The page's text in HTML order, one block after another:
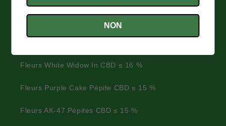
Fleurs de CBD Françaises sélectionnées
Fleurs White Widow In CBD ≤ 16 %
Fleurs Purple Cake Pépite CBD ≤ 15 %
Fleurs AK-47 Pépites CBD ≤ 15 %
NON